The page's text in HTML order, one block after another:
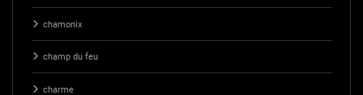
chamonix
champ du feu
charme